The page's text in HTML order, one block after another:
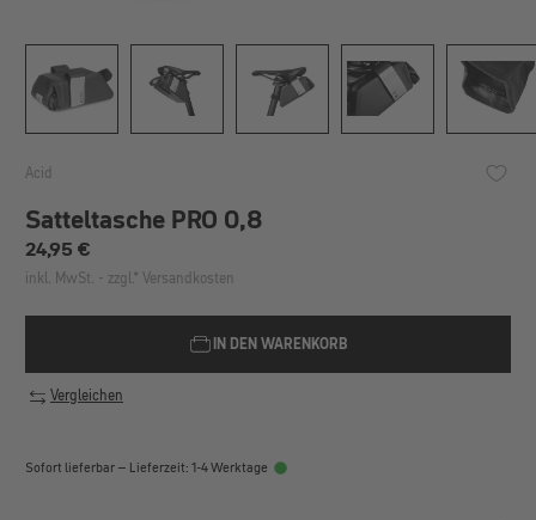
Acid
Satteltasche PRO 0,8
Regulärer Preis:
24,95 €
inkl. MwSt. - zzgl.* Versandkosten
IN DEN WARENKORB
Vergleichen
Sofort lieferbar – Lieferzeit: 1-4 Werktage